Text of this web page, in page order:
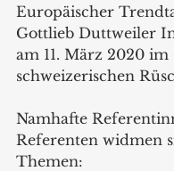
Europäischer
Gottlieb Duttweiler
am 11. März 2020 im
schweizerischen
Namhafte
Referenten widmen
Themen: